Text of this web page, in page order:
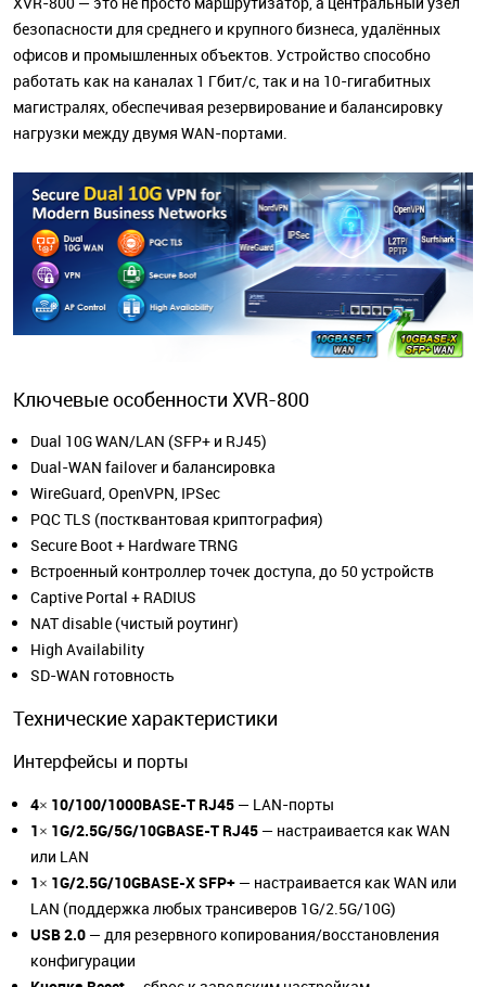
безопасности для среднего и крупного бизнеса, удалённых
офисов и промышленных объектов. Устройство способно
работать как на каналах 1 Гбит/с, так и на 10-гигабитных
магистралях, обеспечивая резервирование и балансировку
нагрузки между двумя WAN-портами.
Ключевые особенности XVR-800
Dual 10G WAN/LAN (SFP+ и RJ45)
Dual-WAN failover и балансировка
WireGuard, OpenVPN, IPSec
PQC TLS (постквантовая криптография)
Secure Boot + Hardware TRNG
Встроенный контроллер точек доступа, до 50 устройств
Captive Portal + RADIUS
NAT disable (чистый роутинг)
High Availability
SD-WAN готовность
Технические характеристики
Интерфейсы и порты
4× 10/100/1000BASE-T RJ45 — LAN-порты
1× 1G/2.5G/5G/10GBASE-T RJ45 — настраивается как WAN
или LAN
1× 1G/2.5G/10GBASE-X SFP+ — настраивается как WAN или
LAN (поддержка любых трансиверов 1G/2.5G/10G)
USB 2.0 — для резервного копирования/восстановления
конфигурации